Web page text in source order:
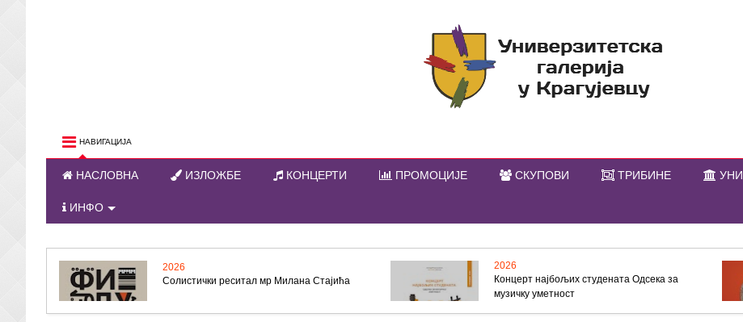
НАВИГАЦИЈА
НАСЛОВНА ИЗЛОЖБЕ КОНЦЕРТИ ПРОМОЦИЈЕ СКУПОВИ ТРИБИНЕ
ИНФО
2026
Солистички реситал мр Милана Стајића
2026
Концерт најбољих студената Одсека за
музичку уметност